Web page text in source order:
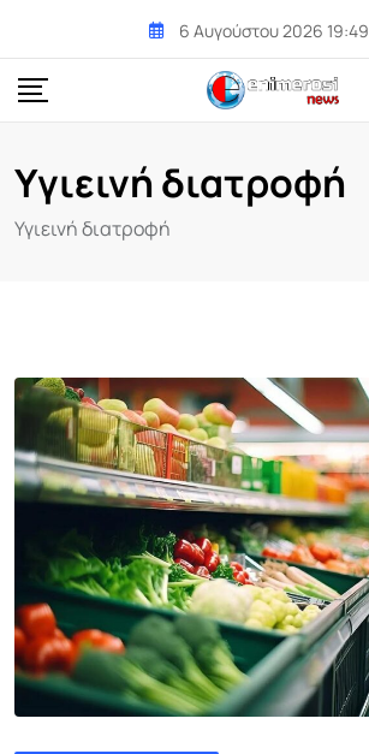
content
6 Αυγούστου 2026 19:49
Υγιεινή διατροφή
Υγιεινή διατροφή